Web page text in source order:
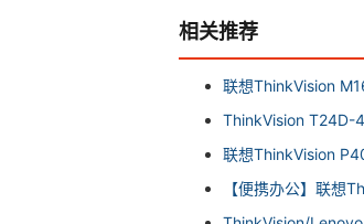
相关推荐
联想ThinkVision
ThinkVision T24D-
联想ThinkVision
【便携办公】联想